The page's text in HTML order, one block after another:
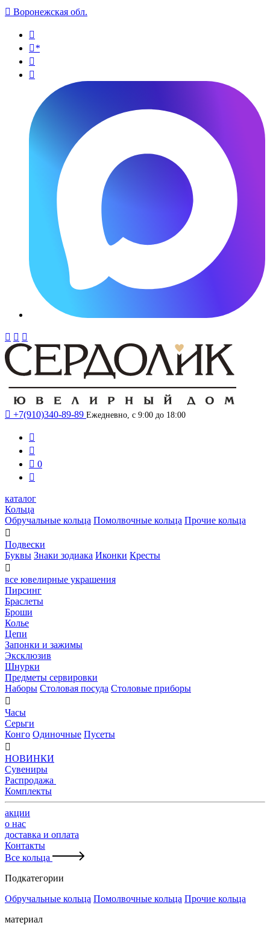
 Воронежская обл.

*


  
 +7(910)340-89-89 Ежедневно, с 9:00 до 18:00


 0

каталог
Кольца
Обручальные кольца Помолвочные кольца Прочие кольца

Подвески
Буквы Знаки зодиака Иконки Кресты

все ювелирные украшения
Пирсинг
Браслеты
Броши
Колье
Цепи
Запонки и зажимы
Эксклюзив
Шнурки
Предметы сервировки
Наборы Столовая посуда Столовые приборы

Часы
Серьги
Конго Одиночные Пусеты

НОВИНКИ
Сувениры
Распродажа
Комплекты
акции
о нас
доставка и оплата
Контакты
Все кольца
Подкатегории
Обручальные кольца Помолвочные кольца Прочие кольца
материал